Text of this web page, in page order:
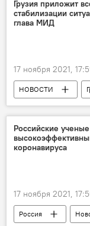
Грузия приложит
стабилизации
глава МИД
17 ноября 2021,
НОВОСТИ
МИД Азербайджана
МИД Армении
Российские
коронавируса
17 ноября 2021,
Россия